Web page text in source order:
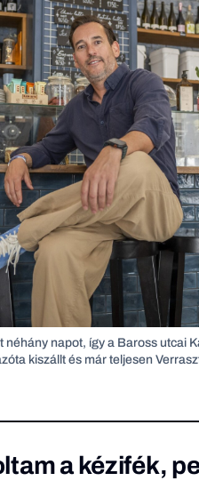
napot, így a Baross utcai
kiszállt és már teljesen
a kézifék,